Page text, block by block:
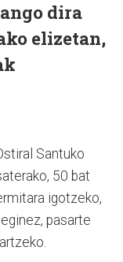
dira
elizetan,
Santuko
50 bat
igotzeko,
pasarte